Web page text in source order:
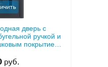
дверь с
ручкой и
покрытием